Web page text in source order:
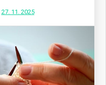
27. 11. 2025